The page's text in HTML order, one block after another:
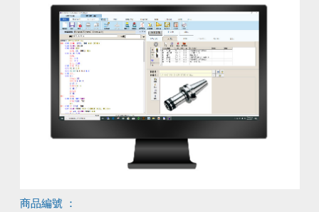
Previous
商品編號 ：